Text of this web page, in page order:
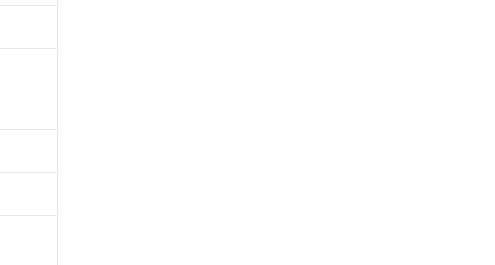
証明するものではありません。
の期間は出荷製品に未対応品が
ない限り、2022年1月12日よ